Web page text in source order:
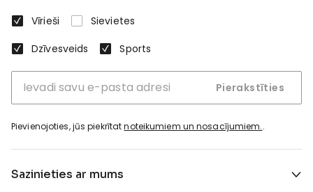
Vīrieši
Sievietes
Dzīvesveids
Sports
Pierakstīties
Pievienojoties, jūs piekrītatnoteikumiem un nosacījumiem..
Sazinieties ar mums